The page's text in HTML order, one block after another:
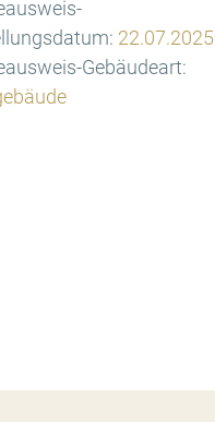
22.07.2025
Gebäudeart: